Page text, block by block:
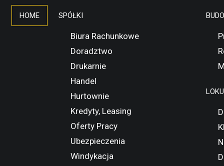
HOME SPÓŁKI
Biura Rachunkowe
Doradztwo
Drukarnie
Handel
Hurtownie
Kredyty, Leasing
Oferty Pracy
Ubezpieczenia
Windykacja